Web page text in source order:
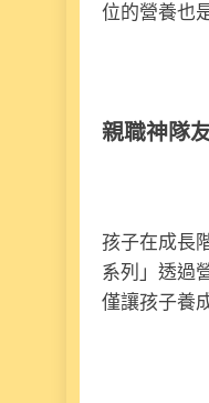
位的營養也
親職神隊
孩子在成長
系列」透過
僅讓孩子養